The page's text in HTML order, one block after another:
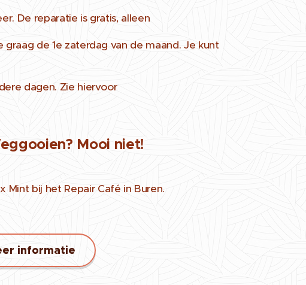
De reparatie is gratis, alleen
de 1e zaterdag van de maand. Je kunt
dagen. Zie hiervoor
Mooi niet!
bij het Repair Café in Buren.
informatie